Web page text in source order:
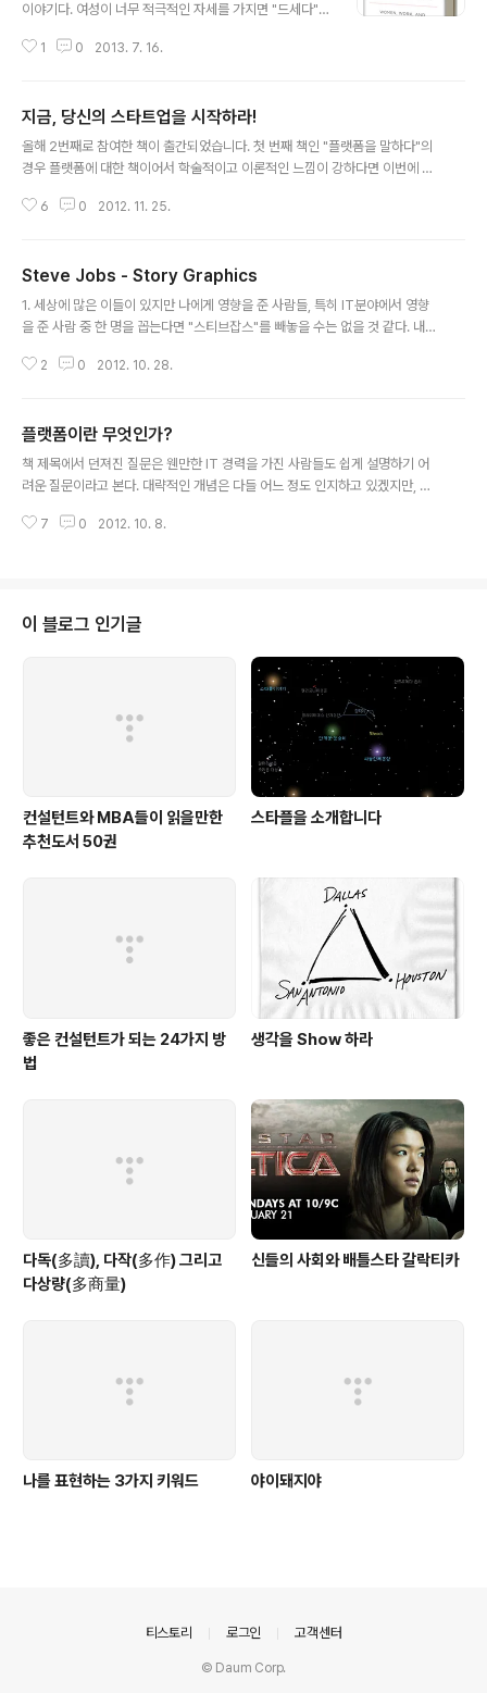
이야기다. 여성이 너무 적극적인 자세를 가지면 "드세다"라
에서 본다면 많은 시사점이 있다고 본다. 글을 읽다 보면 미
는 생각을 가지기는 정말 어려운 부분이 있다고 본다. 하지
만, 직장 내에서의 여성 비중이 점차 높아지고 있고 사회 참
여가 강해지는 요즘 분위기를 감안한다면 여성은 이러이러
분 공감한다. ("Working Mom"이 가정과 직장이라는 두
1 0 2013. 7. 16.
지금, 당신의 스타트업을 시작하라!
올해 2번째로 참여한 책이 출간되었습니다. 첫 번째 책인 "플랫폼을 말하다"의
경우 플랫폼에 대한 책이어서 학술적이고 이론적인 느낌이 강하다면 이번에 출
주제를 다루고 있어 좀 더 실무적인 책이 되지 않을까 합니다. 제가 담당한 부분
고 제 나름대로 정리를 해서 이야기 해보려고 하였습니다. 시간이 되면 해당 챕
터만으로도 강의를 할 수 있을 것 같은데, 당분간은 지금 하는 일에 집중을 해야
하는 상황이어서 올해는 좀 어렵겠지만, 내년 초 정도에는 제대로 준비를 해서
6 0 2012. 11. 25.
Steve Jobs - Story Graphics
1. 세상에 많은 이들이 있지만 나에게 영향을 준 사람들, 특히 IT분야에서 영향
을 준 사람 중 한 명을 꼽는다면 "스티브잡스"를 빼놓을 수는 없을 것 같다. 내가
으로 새로운 시장을 만들어낸 것에 대해서는 놀라움을 금할 수 없다. 남들은 한
한 사람의 살아온 삶만큼 복잡한 이야기를 작은 책 속에 넣는다는 것은 어쩌면
애초에 불가능한 일을 시도하는 것인지도 모르겠다. 더군다나 그가 내가 살고
있는 이 세계에 큰 영향을 미친 사람이라면 더욱 그럴 것이라고 생각된다. 그럼..
2 0 2012. 10. 28.
플랫폼이란 무엇인가?
책 제목에서 던져진 질문은 웬만한 IT 경력을 가진 사람들도 쉽게 설명하기 어
려운 질문이라고 본다. 대략적인 개념은 다들 어느 정도 인지하고 있겠지만, 이
면 "플랫폼이란 무엇인가"는 질문에 대한 답을 적절하게 주는 것처럼 보인다. 너
한 내용이 조금 더 보충되었으면 하는 바람이라는 것이다. 비교적 딱딱한 이론
이야기를 하는 것이 "플랫폼"이라는 어려운 주제를 다루어야 하는 점에서 매우
7 0 2012. 10. 8.
이 블로그 인기글
컨설턴트와 MBA들이 읽을만한
추천도서 50권
스타플을 소개합니다
좋은 컨설턴트가 되는 24가지 방
법
생각을 Show 하라
다독(多讀), 다작(多作) 그리고
다상량(多商量)
신들의 사회와 배틀스타 갈락티카
나를 표현하는 3가지 키워드 야이돼지야
티스토리 로그인 고객센터
© Daum Corp.